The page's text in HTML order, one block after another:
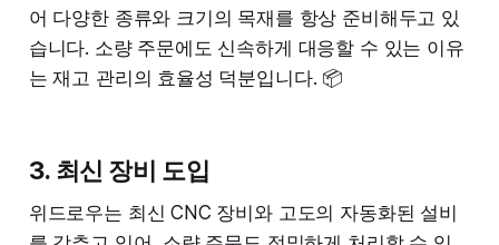
어 다양한 종류와 크기의 목재를 항상 준비해두고 있
습니다. 소량 주문에도 신속하게 대응할 수 있는 이유
는 재고 관리의 효율성 덕분입니다. 📦
3. 최신 장비 도입
위드로우는 최신 CNC 장비와 고도의 자동화된 설비